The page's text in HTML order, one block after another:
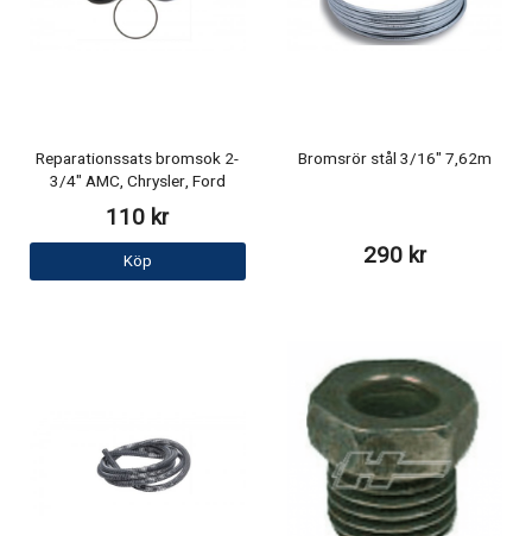
Reparationssats bromsok 2-
3/4" AMC, Chrysler, Ford
110 kr
Köp
Bromsrör stål 3/16" 7,62m
290 kr